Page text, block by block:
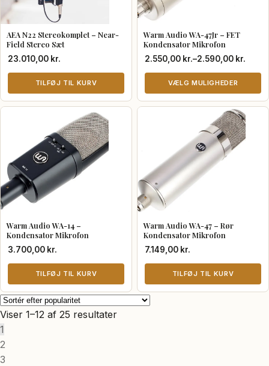
AEA N22 Stereokomplet – Near-
Field Stereo Sæt
23.010,00 kr.
TILFØJ TIL KURV
Warm Audio WA-47Jr – FET
Kondensator Mikrofon
2.550,00 kr.–2.590,00 kr.
Prisinterval:
2.550,00 kr.
2.590,00 kr.
VÆLG MULIGHEDER
Dette
varianter.
Mulighederne
kan
vælges
på
Warm Audio WA-14 –
Kondensator Mikrofon
3.700,00 kr.
TILFØJ TIL KURV
Warm Audio WA-47 – Rør
Kondensator Mikrofon
7.149,00 kr.
TILFØJ TIL KURV
Viser 1–12 af 25 resultaterSorteret
1
2
3